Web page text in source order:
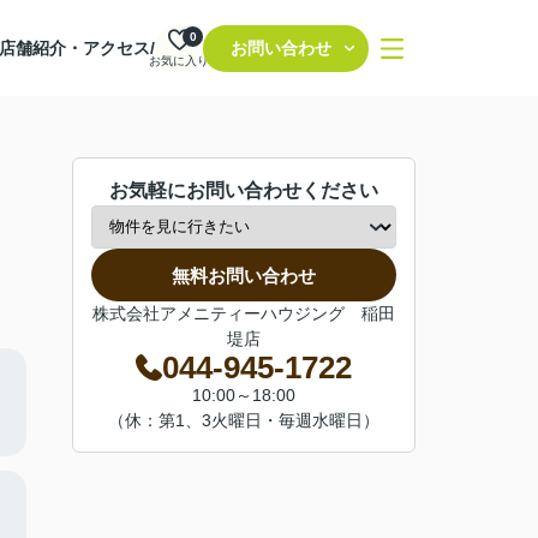
店舗紹介・アクセス/
お気に入り
0
お問い合わせ
お気軽にお問い合わせください
無料お問い合わせ
株式会社アメニティーハウジング 稲田
堤店
044-945-1722
10:00～18:00
（休：第1、3火曜日・毎週水曜日）